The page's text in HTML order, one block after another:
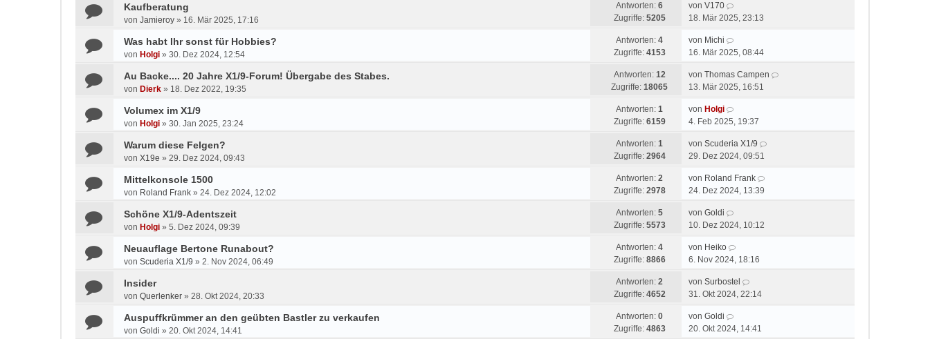
Kaufberatung
von Jamieroy » 16. Mär 2025, 17:16
Antworten: 6
Zugriffe: 5205
von V170
18. Mär 2025, 23:13
Was habt Ihr sonst für Hobbies?
von Holgi » 30. Dez 2024, 12:54
Antworten: 4
Zugriffe: 4153
von Michi
16. Mär 2025, 08:44
Au Backe.... 20 Jahre X1/9-Forum! Übergabe des Stabes.
von Dierk » 18. Dez 2022, 19:35
Antworten: 12
Zugriffe: 18065
von Thomas Campen
13. Mär 2025, 16:51
Volumex im X1/9
von Holgi » 30. Jan 2025, 23:24
Antworten: 1
Zugriffe: 6159
von Holgi
4. Feb 2025, 19:37
Warum diese Felgen?
von X19e » 29. Dez 2024, 09:43
Antworten: 1
Zugriffe: 2964
von Scuderia X1/9
29. Dez 2024, 09:51
Mittelkonsole 1500
von Roland Frank » 24. Dez 2024, 12:02
Antworten: 2
Zugriffe: 2978
von Roland Frank
24. Dez 2024, 13:39
Schöne X1/9-Adentszeit
von Holgi » 5. Dez 2024, 09:39
Antworten: 5
Zugriffe: 5573
von Goldi
10. Dez 2024, 10:12
Neuauflage Bertone Runabout?
von Scuderia X1/9 » 2. Nov 2024, 06:49
Antworten: 4
Zugriffe: 8866
von Heiko
6. Nov 2024, 18:16
Insider
von Querlenker » 28. Okt 2024, 20:33
Antworten: 2
Zugriffe: 4652
von Surbostel
31. Okt 2024, 22:14
Auspuffkrümmer an den geübten Bastler zu verkaufen
von Goldi » 20. Okt 2024, 14:41
Antworten: 0
Zugriffe: 4863
von Goldi
20. Okt 2024, 14:41